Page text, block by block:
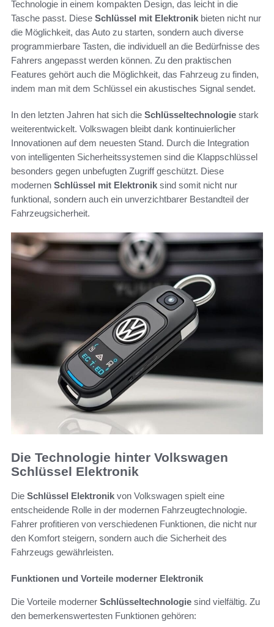
Technologie in einem kompakten Design, das leicht in die
Tasche passt. Diese Schlüssel mit Elektronik bieten nicht nur
die Möglichkeit, das Auto zu starten, sondern auch diverse
programmierbare Tasten, die individuell an die Bedürfnisse des
Fahrers angepasst werden können. Zu den praktischen
Features gehört auch die Möglichkeit, das Fahrzeug zu finden,
indem man mit dem Schlüssel ein akustisches Signal sendet.
In den letzten Jahren hat sich die Schlüsseltechnologie stark
weiterentwickelt. Volkswagen bleibt dank kontinuierlicher
Innovationen auf dem neuesten Stand. Durch die Integration
von intelligenten Sicherheitssystemen sind die Klappschlüssel
besonders gegen unbefugten Zugriff geschützt. Diese
modernen Schlüssel mit Elektronik sind somit nicht nur
funktional, sondern auch ein unverzichtbarer Bestandteil der
Fahrzeugsicherheit.
Die Technologie hinter Volkswagen
Schlüssel Elektronik
Die Schlüssel Elektronik von Volkswagen spielt eine
entscheidende Rolle in der modernen Fahrzeugtechnologie.
Fahrer profitieren von verschiedenen Funktionen, die nicht nur
den Komfort steigern, sondern auch die Sicherheit des
Fahrzeugs gewährleisten.
Funktionen und Vorteile moderner Elektronik
Die Vorteile moderner Schlüsseltechnologie sind vielfältig. Zu
den bemerkenswertesten Funktionen gehören: